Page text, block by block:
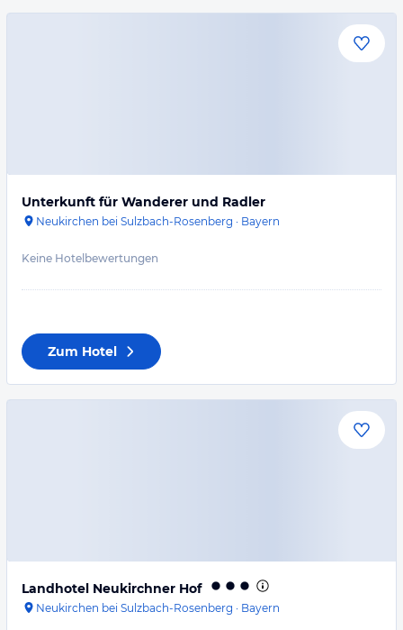
Unterkunft für Wanderer und Radler
Neukirchen bei Sulzbach-Rosenberg · Bayern
Keine Hotelbewertungen
Zum Hotel
Landhotel Neukirchner Hof
Neukirchen bei Sulzbach-Rosenberg · Bayern